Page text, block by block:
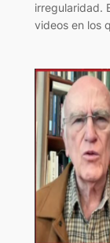
irregularidad.
videos en los